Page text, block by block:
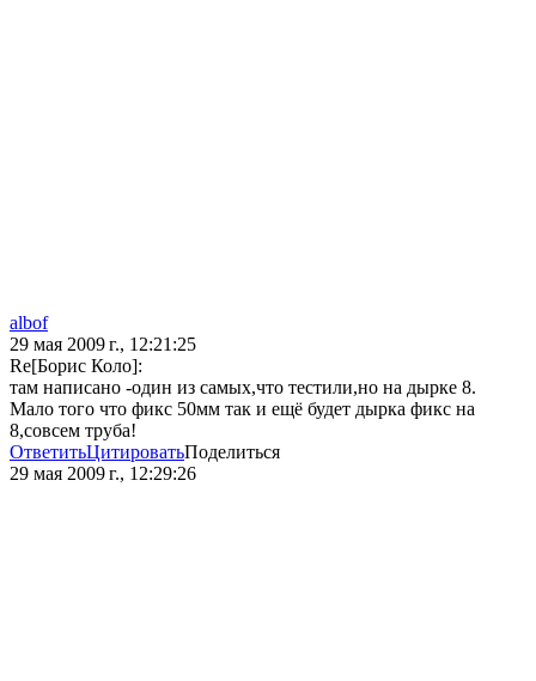
albof
29 мая 2009 г., 12:21:25
Re[Борис Коло]:
там написано -один из самых,что тестили,но на дырке 8.
Мало того что фикс 50мм так и ещё будет дырка фикс на
8,совсем труба!
ОтветитьЦитироватьПоделиться
29 мая 2009 г., 12:29:26